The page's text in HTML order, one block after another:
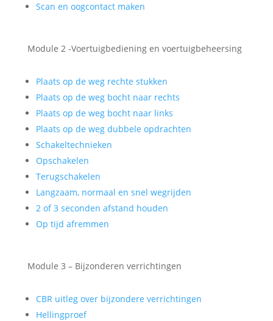
Scan en oogcontact maken
Module 2 -Voertuigbediening en voertuigbeheersing
Plaats op de weg rechte stukken
Plaats op de weg bocht naar rechts
Plaats op de weg bocht naar links
Plaats op de weg dubbele opdrachten
Schakeltechnieken
Opschakelen
Terugschakelen
Langzaam, normaal en snel wegrijden
2 of 3 seconden afstand houden
Op tijd afremmen
Module 3 – Bijzonderen verrichtingen
CBR uitleg over bijzondere verrichtingen
Hellingproef